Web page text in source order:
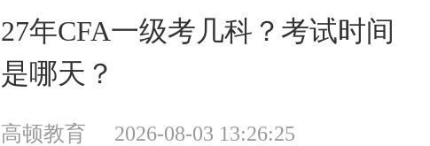
27年CFA一级考几科？考试时间
是哪天？
高顿教育 2026-08-03 13:26:25